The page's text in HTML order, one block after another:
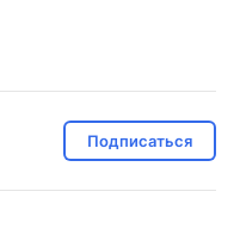
Подписаться